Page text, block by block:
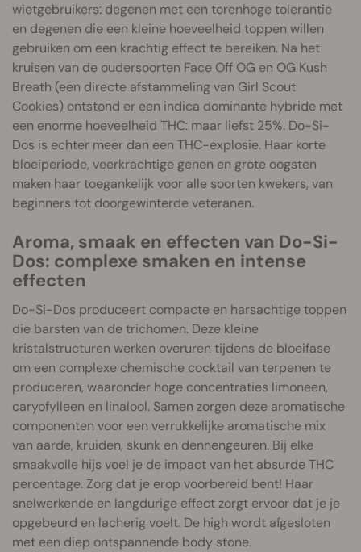
wietgebruikers: degenen met een torenhoge tolerantie
en degenen die een kleine hoeveelheid toppen willen
gebruiken om een krachtig effect te bereiken. Na het
kruisen van de oudersoorten Face Off OG en OG Kush
Breath (een directe afstammeling van Girl Scout
Cookies) ontstond er een indica dominante hybride met
een enorme hoeveelheid THC: maar liefst 25%. Do-Si-
Dos is echter meer dan een THC-explosie. Haar korte
bloeiperiode, veerkrachtige genen en grote oogsten
maken haar toegankelijk voor alle soorten kwekers, van
beginners tot doorgewinterde veteranen.
Aroma, smaak en effecten van Do-Si-
Dos: complexe smaken en intense
effecten
Do-Si-Dos produceert compacte en harsachtige toppen
die barsten van de trichomen. Deze kleine
kristalstructuren werken overuren tijdens de bloeifase
om een complexe chemische cocktail van terpenen te
produceren, waaronder hoge concentraties limoneen,
caryofylleen en linalool. Samen zorgen deze aromatische
componenten voor een verrukkelijke aromatische mix
van aarde, kruiden, skunk en dennengeuren. Bij elke
smaakvolle hijs voel je de impact van het absurde THC
percentage. Zorg dat je erop voorbereid bent! Haar
snelwerkende en langdurige effect zorgt ervoor dat je je
opgebeurd en lacherig voelt. De high wordt afgesloten
met een diep ontspannende body stone.